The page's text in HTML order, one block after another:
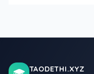
TAODETHI.XYZ